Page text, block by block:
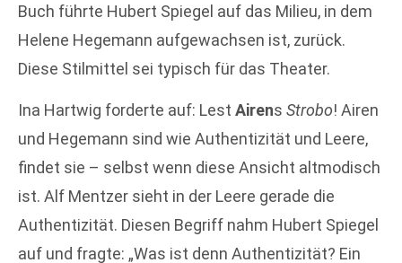
Buch führte Hubert Spiegel auf das Milieu, in dem
Helene Hegemann aufgewachsen ist, zurück.
Diese Stilmittel sei typisch für das Theater.
Ina Hartwig forderte auf: Lest Airens Strobo! Airen
und Hegemann sind wie Authentizität und Leere,
findet sie – selbst wenn diese Ansicht altmodisch
ist. Alf Mentzer sieht in der Leere gerade die
Authentizität. Diesen Begriff nahm Hubert Spiegel
auf und fragte: „Was ist denn Authentizität? Ein